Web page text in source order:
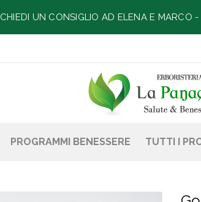
PROGRAMMI BENESSERE TUTTI I
CHIEDI UN CONSIGLIO AD ELENA E MARCO -